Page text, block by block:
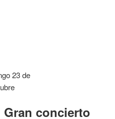
Gran concierto